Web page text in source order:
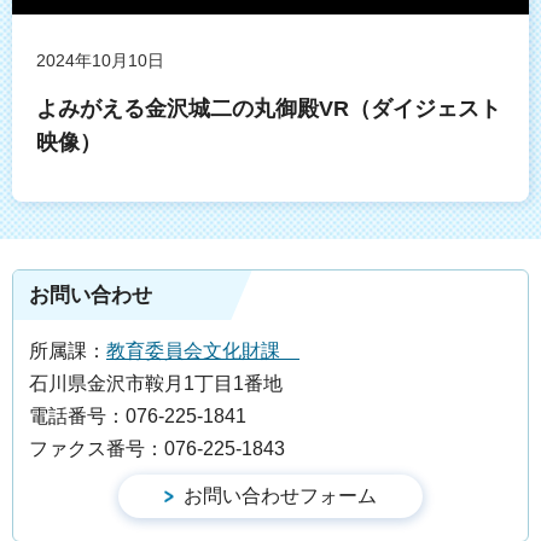
2024年10月10日
よみがえる金沢城二の丸御殿VR（ダイジェスト
映像）
お問い合わせ
所属課： 教育委員会文化財課
石川県金沢市鞍月1丁目1番地
電話番号：076-225-1841
ファクス番号：076-225-1843